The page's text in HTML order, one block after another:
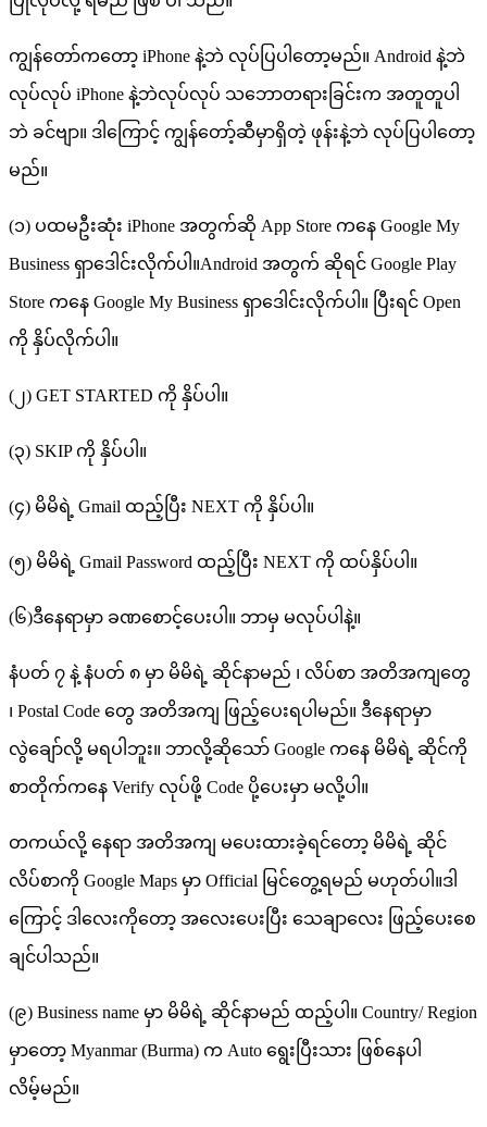
ကျွန်တော်ကတော့ iPhone နဲ့ဘဲ လုပ်ပြပါတော့မည်။ Android နဲ့ဘဲ
လုပ်လုပ် iPhone နဲ့ဘဲလုပ်လုပ် သဘောတရားခြင်းက အတူတူပါ
ဘဲ ခင်ဗျာ။ ဒါကြောင့် ကျွန်တော့်ဆီမှာရှိတဲ့ ဖုန်းနဲ့ဘဲ လုပ်ပြပါတော့
မည်။
(၁) ပထမဦးဆုံး iPhone အတွက်ဆို App Store ကနေ Google My
Business ရှာဒေါင်းလိုက်ပါ။Android အတွက် ဆိုရင် Google Play
Store ကနေ Google My Business ရှာဒေါင်းလိုက်ပါ။ ပြီးရင် Open
ကို နှိပ်လိုက်ပါ။
(၂) GET STARTED ကို နှိပ်ပါ။
(၃) SKIP ကို နှိပ်ပါ။
(၄) မိမိရဲ့ Gmail ထည့်ပြီး NEXT ကို နှိပ်ပါ။
(၅) မိမိရဲ့ Gmail Password ထည့်ပြီး NEXT ကို ထပ်နှိပ်ပါ။
(၆)ဒီနေရာမှာ ခဏစောင့်ပေးပါ။ ဘာမှ မလုပ်ပါနဲ့။
နံပတ် ၇ နဲ့ နံပတ် ၈ မှာ မိမိရဲ့ ဆိုင်နာမည် ၊ လိပ်စာ အတိအကျတွေ
၊ Postal Code တွေ အတိအကျ ဖြည့်ပေးရပါမည်။ ဒီနေရာမှာ
လွဲချော်လို့ မရပါဘူး။ ဘာလို့ဆိုသော် Google ကနေ မိမိရဲ့ ဆိုင်ကို
စာတိုက်ကနေ Verify လုပ်ဖို့ Code ပို့ပေးမှာ မလို့ပါ။
တကယ်လို့ နေရာ အတိအကျ မပေးထားခဲ့ရင်တော့ မိမိရဲ့ ဆိုင်
လိပ်စာကို Google Maps မှာ Official မြင်တွေ့ရမည် မဟုတ်ပါ။ဒါ
ကြောင့် ဒါလေးကိုတော့ အလေးပေးပြီး သေချာလေး ဖြည့်ပေးစေ
ချင်ပါသည်။
(၉) Business name မှာ မိမိရဲ့ ဆိုင်နာမည် ထည့်ပါ။ Country/ Region
မှာတော့ Myanmar (Burma) က Auto ရွေးပြီးသား ဖြစ်နေပါ
လိမ့်မည်။